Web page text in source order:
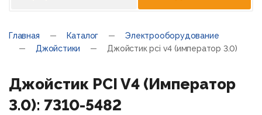
Главная Каталог
Электрооборудование
Джойстики
Джойстик pci v4 (император 3.0)
Джойстик PCI V4 (Император
3.0): 7310-5482